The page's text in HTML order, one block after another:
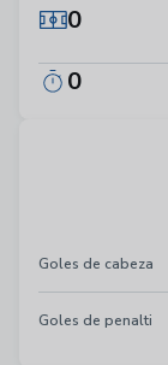
0
0
Goles de cabeza
Goles de penalti